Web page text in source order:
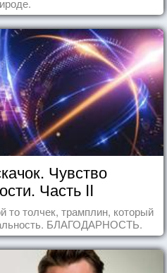
Чувство
Часть II
то толчек, трамплин, который
БЛАГОДАРНОСТЬ.